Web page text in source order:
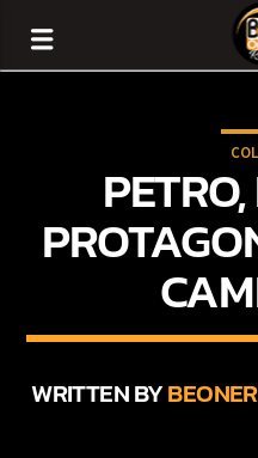
WRITTEN BY